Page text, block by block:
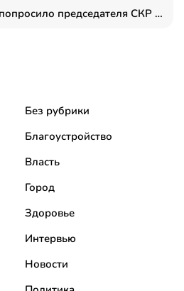
Руководство «СВОИ» попросило председателя СКР дать правовую оценку обысков в тыловом штабе
Без рубрики
Благоустройство
Власть
Город
Здоровье
Интервью
Новости